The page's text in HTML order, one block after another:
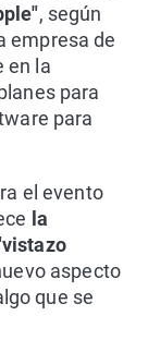
, según
empresa de
en la
para
para
el evento
la
aspecto
que se